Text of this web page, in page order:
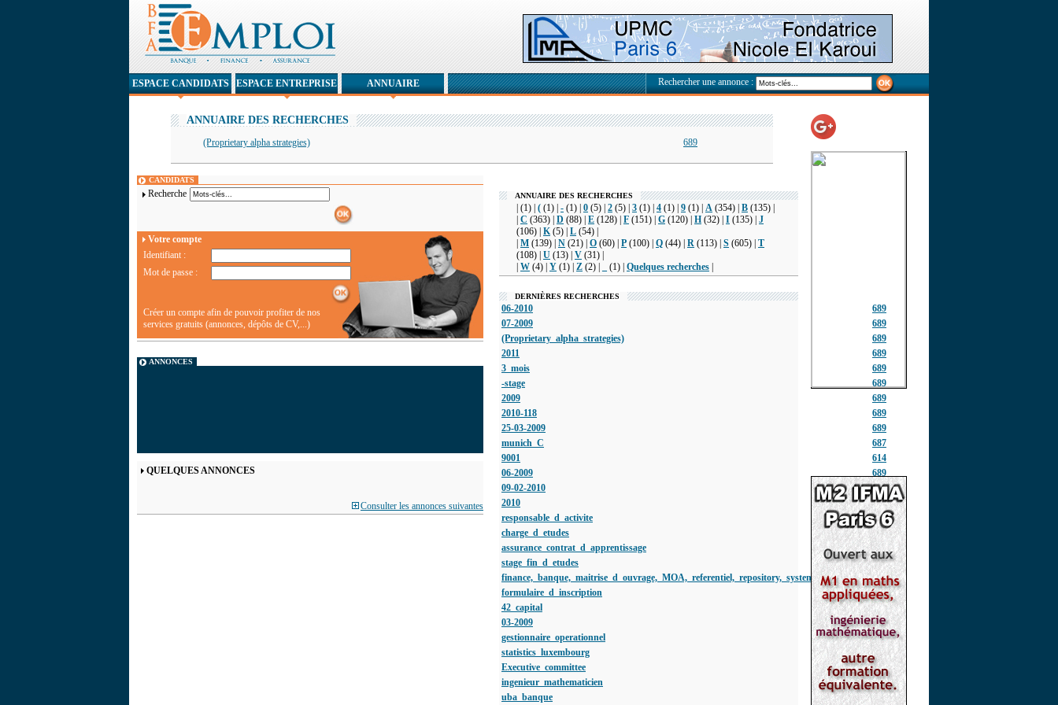
ANNUAIRE DES RECHERCHES
(Proprietary alpha strategies) 689
CANDIDATS
Recherche
Votre compte
Identifiant :
Mot de passe :
Créer un compte afin de pouvoir profiter de nos
services gratuits (annonces, dépôts de CV,...)
ANNONCES
QUELQUES ANNONCES
Consulter les annonces suivantes
ANNUAIRE DES RECHERCHES
(1) | ( (1) | - (1) | 0 (5) | 2 (5) | 3 (1) | 4 (1) | 9 (1) | A (354) | B (135) |
C (363) | D (88) | E (128) | F (151) | G (120) | H (32) | I (135) | J
(106) | K(5) | L (54) |
M (139) | N (21) | O (60) | P (100) | Q (44) | R (113) | S (605) | T
(108) | U (13) | V (31) |
W (4) | Y (1) | Z (2) | (1) | Quelques recherches
DERNIÈRES RECHERCHES
06-2010
689
07-2009
689
(Proprietary_alpha_strategies)
689
2011
689
3_mois
689
-stage
689
2009
689
2010-118
689
25-03-2009
689
munich_C
687
9001
614
06-2009
689
09-02-2010
689
2010
689
responsable_d_activite
689
charge_d_etudes
689
assurance_contrat_d_apprentissage
689
stage_fin_d_etudes
689
finance,_banque,_maitrise_d_ouvrage,_MOA,_referentiel,_repository,_systemes_d_inform
689
formulaire_d_inscription
689
42_capital
689
03-2009
689
gestionnaire_operationnel
689
statistics_luxembourg
689
Executive_committee
692
ingenieur_mathematicien
716
uba_banque
723
ESPACE CANDIDATS ESPACE ENTREPRISE ANNUAIRE Rechercher une annonce :